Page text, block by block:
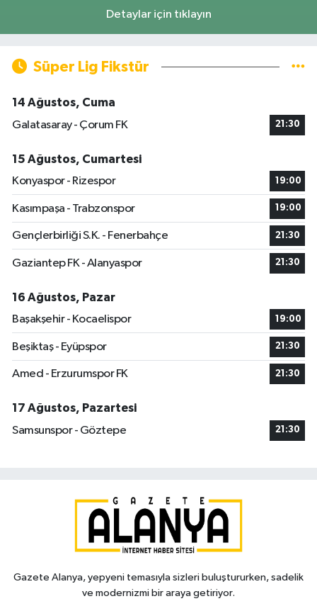
Detaylar için tıklayın
Süper Lig Fikstür
14 Ağustos, Cuma
Galatasaray - Çorum FK
21:30
15 Ağustos, Cumartesi
Konyaspor - Rizespor
19:00
Kasımpaşa - Trabzonspor 19:00
Gençlerbirliği S.K. - Fenerbahçe 21:30
Gaziantep FK - Alanyaspor 21:30
16 Ağustos, Pazar
Başakşehir - Kocaelispor
19:00
Beşiktaş - Eyüpspor 21:30
Amed - Erzurumspor FK 21:30
17 Ağustos, Pazartesi
Samsunspor - Göztepe
21:30
Gazete Alanya, yepyeni temasıyla sizleri buluştururken, sadelik
ve modernizmi bir araya getiriyor.